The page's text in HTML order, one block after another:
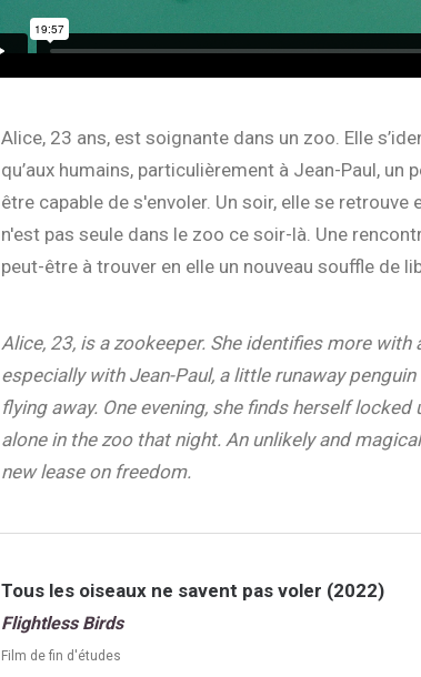
Alice, 23 ans, est soignante dans un zoo. Elle
qu’aux humains, particulièrement à Jean-Paul,
être capable de s'envoler. Un soir, elle se
n'est pas seule dans le zoo ce soir-là. Une
peut-être à trouver en elle un nouveau souffle de
Alice, 23, is a zookeeper. She identifies more with
especially with Jean-Paul, a little runaway
flying away. One evening, she finds herself
alone in the zoo that night. An unlikely and
new lease on freedom.
Tous les oiseaux ne savent pas voler (2022)
Flightless Birds
Film de fin d'études